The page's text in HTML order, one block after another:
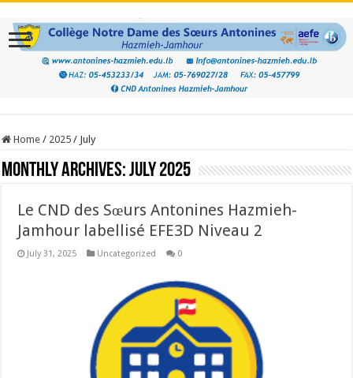
Home / 2025 / July
Monthly Archives:July 2025
Le CND des Sœurs Antonines Hazmieh-
Jamhour labellisé EFE3D Niveau 2
July 31, 2025 Uncategorized 0